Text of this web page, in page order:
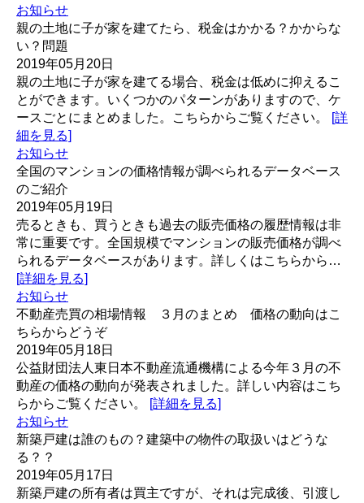
お知らせ
親の土地に子が家を建てたら、税金はかかる？かからな
い？問題
2019年05月20日
親の土地に子が家を建てる場合、税金は低めに抑えるこ
とができます。いくつかのパターンがありますので、ケ
ースごとにまとめました。こちらからご覧ください。
[詳
細を見る]
お知らせ
全国のマンションの価格情報が調べられるデータベース
のご紹介
2019年05月19日
売るときも、買うときも過去の販売価格の履歴情報は非
常に重要です。全国規模でマンションの販売価格が調べ
られるデータベースがあります。詳しくはこちらから…
[詳細を見る]
お知らせ
不動産売買の相場情報 ３月のまとめ 価格の動向はこ
ちらからどうぞ
2019年05月18日
公益財団法人東日本不動産流通機構による今年３月の不
動産の価格の動向が発表されました。詳しい内容はこち
らからご覧ください。
[詳細を見る]
お知らせ
新築戸建は誰のもの？建築中の物件の取扱いはどうな
る？？
2019年05月17日
新築戸建の所有者は買主ですが、それは完成後、引渡し